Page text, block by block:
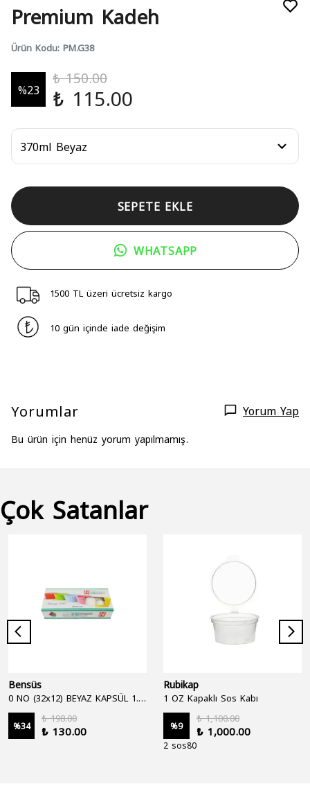
Premium Kadeh
Ürün Kodu: PM.G38
%23
₺ 150.00
₺ 115.00
SEPETE EKLE
WHATSAPP
1500 TL üzeri ücretsiz kargo
10 gün içinde iade değişim
Yorumlar Yorum Yap
Bu ürün için henüz yorum yapılmamış.
Çok Satanlar
Bensüs
%34
₺ 198.00
₺ 130.00
Rubikap
1 OZ Kapaklı Sos Kabı
%9
₺ 1,100.00
₺ 1,000.00
2 sos80